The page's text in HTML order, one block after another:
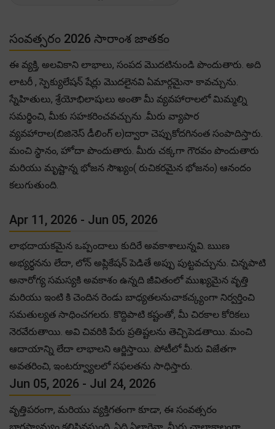
సంవత్సరం 2026 సారాంశ జాతకం
ఈ వ్యక్తి, అలవికాని లాభాలు, సంపద మొదటినుండి పొందుతారు. అది
లాటరీ , స్పెక్యులేషన్ షేర్లు మొదలైనవి ఏమార్గమైనా కావచ్చును.
స్నేహితులు, శ్రేయోభిలాషులు అంతా మీ వ్యవహారాలలో మిమ్మల్ని
సమర్థించి, మీకు సహకరించవచ్చును .మీరు వ్యాపార
వ్యవహారాల(బిజినెస్ డీలింగ్ ల)ద్వారా చెప్పుకోదగినంత సంపాదిస్తారు.
మంచి స్థానం, హోదా పొందుతారు. మీరు చక్కగా గౌరవం పొందుతారు
మరియు మృష్టాన్న భోజన సౌఖ్యం( రుచికరమైన భోజనం) ఆనందం
కలుగుతుంది.
Apr 11, 2026 - Jun 05, 2026
లాభదాయకమైన ఒప్పందాలు కుదిరే అవకాశాలున్నవి. ఋణ
అభ్యర్థనను లేదా, లోన్ అప్లికేషన్ పెడితే అప్పు పుట్టవచ్చును. చిన్నపాటి
అనారోగ్య సమస్యకి అవకాశం ఉన్నది జీవితంలో ముఖ్యమైన వృత్తి
మరియు ఇంటి కి చెందిన రెండు బాధ్యతలనుచాకచ్క్యంగా నిర్వర్తించి
సమతుల్యత సాధించగలరు. కొద్దిపాటి కష్టంతో, మీ చిరకాల కోరికలు
నెరవేరుతాయి. అవి చివరికి పేరు ప్రతిష్టలను తెచ్చిపెడతాయి. మంచి
ఆదాయాన్ని లేదా లాభాలని ఆర్జిస్తాయి. పోటీలో మీరు విజేతగా
అవతరించి, ఇంటర్వ్యూలలో సఫలతను సాధిస్తారు.
Jun 05, 2026 - Jul 24, 2026
వృత్తిపరంగా, మరియు వ్యక్తిగతంగా కూడా, ఈ సంవత్సరం